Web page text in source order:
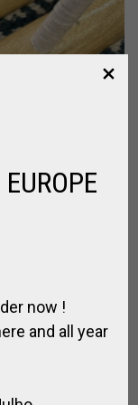
now !
and all year